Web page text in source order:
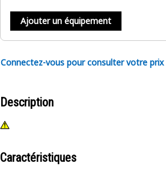
Ajouter un équipement
Connectez-vous pour consulter votre
Description
Caractéristiques